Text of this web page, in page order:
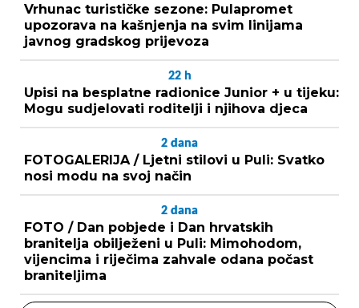
Vrhunac turističke sezone: Pulapromet
upozorava na kašnjenja na svim linijama
javnog gradskog prijevoza
22 h
Upisi na besplatne radionice Junior + u tijeku:
Mogu sudjelovati roditelji i njihova djeca
2 dana
FOTOGALERIJA / Ljetni stilovi u Puli: Svatko
nosi modu na svoj način
2 dana
FOTO / Dan pobjede i Dan hrvatskih
branitelja obilježeni u Puli: Mimohodom,
vijencima i riječima zahvale odana počast
braniteljima